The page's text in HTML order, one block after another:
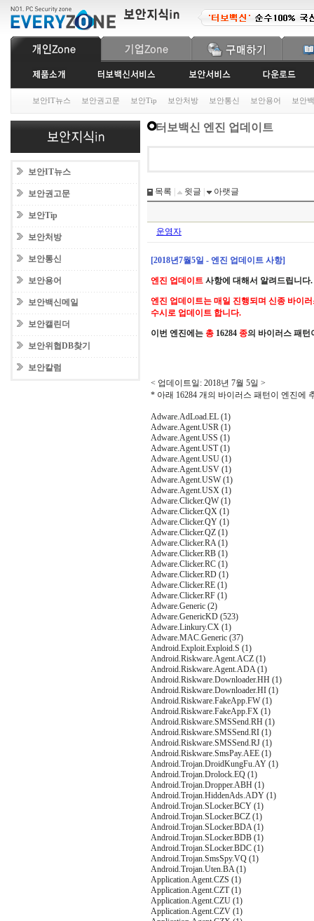
보안IT뉴스 보안권고문 보안Tip 보안처방 보안통신 보안용어 보안
보안IT뉴스
보안권고문
보안Tip
보안처방
보안통신
보안용어
보안백신메일
보안캘린더
보안위협DB찾기
보안칼럼
터보백신 엔진 업데이트
목록 윗글 아랫글
운영자
[2018년7월5일 - 엔진 업데이트 사항]
엔진 업데이트 사항에 대해서 알려드립니다.
엔진 업데이트는 매일 진행되며 신종 바이
수시로 업데이트 합니다.
이번 엔진에는 총 16284 종의 바이러스 패턴
< 업데이트일: 2018년 7월 5일 >
* 아래 16284 개의 바이러스 패턴이 엔진에
Adware.AdLoad.EL (1)
Adware.Agent.USR (1)
Adware.Agent.USS (1)
Adware.Agent.UST (1)
Adware.Agent.USU (1)
Adware.Agent.USV (1)
Adware.Agent.USW (1)
Adware.Agent.USX (1)
Adware.Clicker.QW (1)
Adware.Clicker.QX (1)
Adware.Clicker.QY (1)
Adware.Clicker.QZ (1)
Adware.Clicker.RA (1)
Adware.Clicker.RB (1)
Adware.Clicker.RC (1)
Adware.Clicker.RD (1)
Adware.Clicker.RE (1)
Adware.Clicker.RF (1)
Adware.Generic (2)
Adware.GenericKD (523)
Adware.Linkury.CX (1)
Adware.MAC.Generic (37)
Android.Exploit.Exploid.S (1)
Android.Riskware.Agent.ACZ (1)
Android.Riskware.Agent.ADA (1)
Android.Riskware.Downloader.HH (1)
Android.Riskware.Downloader.HI (1)
Android.Riskware.FakeApp.FW (1)
Android.Riskware.FakeApp.FX (1)
Android.Riskware.SMSSend.RH (1)
Android.Riskware.SMSSend.RI (1)
Android.Riskware.SMSSend.RJ (1)
Android.Riskware.SmsPay.AEE (1)
Android.Trojan.DroidKungFu.AY (1)
Android.Trojan.Drolock.EQ (1)
Android.Trojan.Dropper.ABH (1)
Android.Trojan.HiddenAds.ADY (1)
Android.Trojan.SLocker.BCY (1)
Android.Trojan.SLocker.BCZ (1)
Android.Trojan.SLocker.BDA (1)
Android.Trojan.SLocker.BDB (1)
Android.Trojan.SLocker.BDC (1)
Android.Trojan.SmsSpy.VQ (1)
Android.Trojan.Uten.BA (1)
Application.Agent.CZS (1)
Application.Agent.CZT (1)
Application.Agent.CZU (1)
Application.Agent.CZV (1)